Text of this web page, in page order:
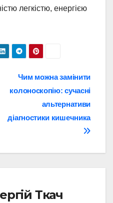
легкістю, енергією
Чим можна замінити
колоноскопію: сучасні
альтернативи
діагностики кишечника
Ткач